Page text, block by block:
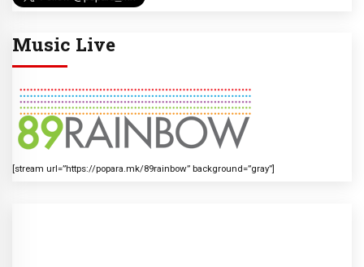
Music Live
[stream url=”https://popara.mk/89rainbow” background=”gray”]